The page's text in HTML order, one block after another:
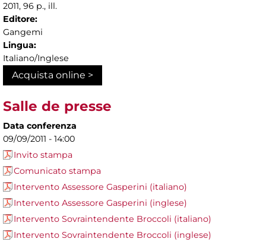
2011, 96 p., ill.
Editore:
Gangemi
Lingua:
Italiano/Inglese
Acquista online >
Salle de presse
Data conferenza
09/09/2011 - 14:00
Invito stampa
Comunicato stampa
Intervento Assessore Gasperini (italiano)
Intervento Assessore Gasperini (inglese)
Intervento Sovraintendente Broccoli (italiano)
Intervento Sovraintendente Broccoli (inglese)